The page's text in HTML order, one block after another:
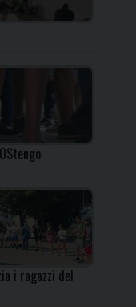
i ragazzi del